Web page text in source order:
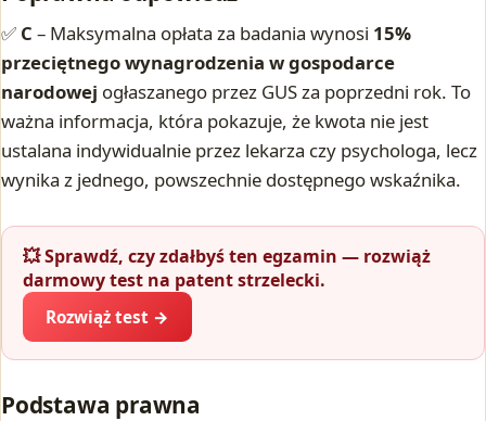
✅ C – Maksymalna opłata za badania wynosi 15%
przeciętnego wynagrodzenia w gospodarce
narodowej ogłaszanego przez GUS za poprzedni rok. To
ważna informacja, która pokazuje, że kwota nie jest
ustalana indywidualnie przez lekarza czy psychologa, lecz
wynika z jednego, powszechnie dostępnego wskaźnika.
💥 Sprawdź, czy zdałbyś ten egzamin — rozwiąż
darmowy test na patent strzelecki.
Rozwiąż test →
Podstawa prawna